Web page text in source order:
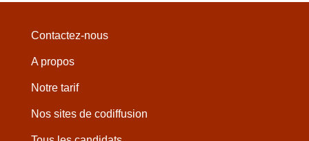
Contactez-nous
A propos
Notre tarif
Nos sites de codiffusion